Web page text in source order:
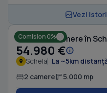
Vezi
Comision 0%
Casă cu 2 camere în
54.980 €
Schela La ~5km
2 camere 5.000 mp